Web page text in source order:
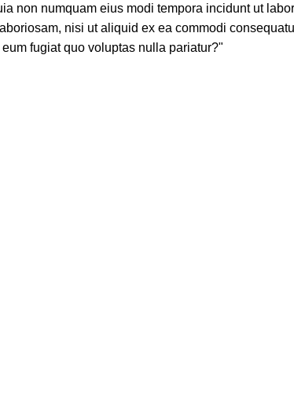
non numquam eius modi tempora incidunt ut
nisi ut aliquid ex ea commodi
fugiat quo voluptas nulla pariatur?"